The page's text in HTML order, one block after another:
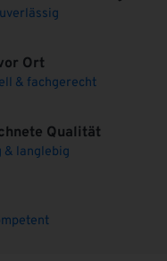
Ort
& fachgerecht
Qualität
& langlebig